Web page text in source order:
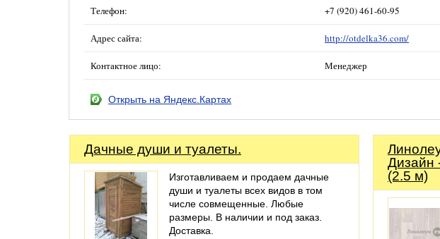
Телефон: +7 (920) 461-60-95
Адрес сайта: http://otdelka36.com/
Контактное лицо: Менеджер
Открыть на Яндекс.Картах
Дачные души и туалеты.
Изготавливаем и продаем дачные
души и туалеты всех видов в том
числе совмещенные. Любые
размеры. В наличии и под заказ.
Доставка.
(2.5 м)